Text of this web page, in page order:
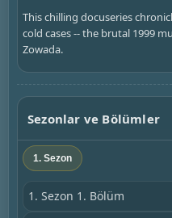
This chilling docuseries
cold cases -- the brutal 1999
Zowada.
Sezonlar ve Bölümler
1. Sezon
1. Sezon 1. Bölüm